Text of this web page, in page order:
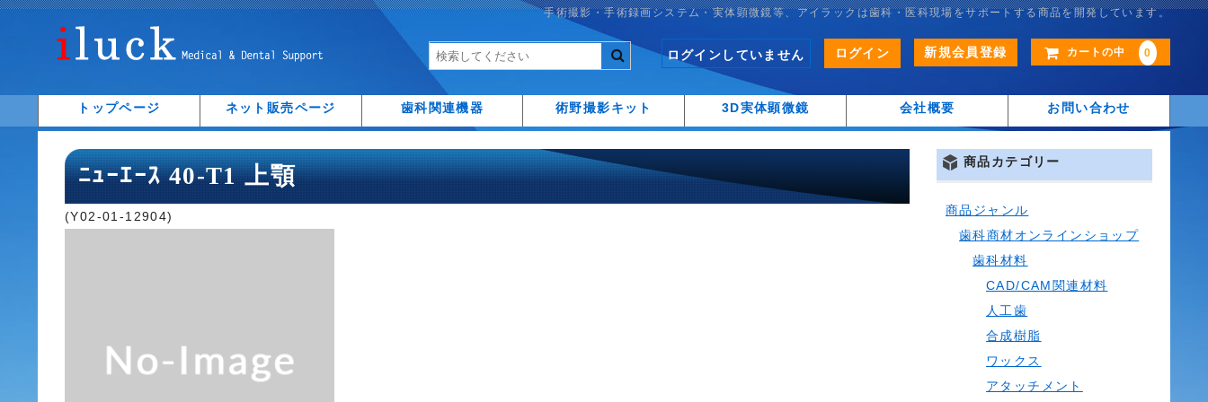
手術撮影・手術録画システム・実体顕微鏡等、アイラックは歯科・医科現場をサポートする商品を開発しています。
カートの中 0
ログインしていません ログイン 新規会員登録
トップページ ネット販売ページ 歯科関連機器 術野撮影キット 3D実体顕微鏡 会社概要 お問い合わせ
ﾆｭｰｴｰｽ 40-T1 上顎
(Y02-01-12904)
商品カテゴリー
商品ジャンル
歯科商材オンラインショップ
歯科材料
CAD/CAM関連材料
人工歯
合成樹脂
ワックス
アタッチメント